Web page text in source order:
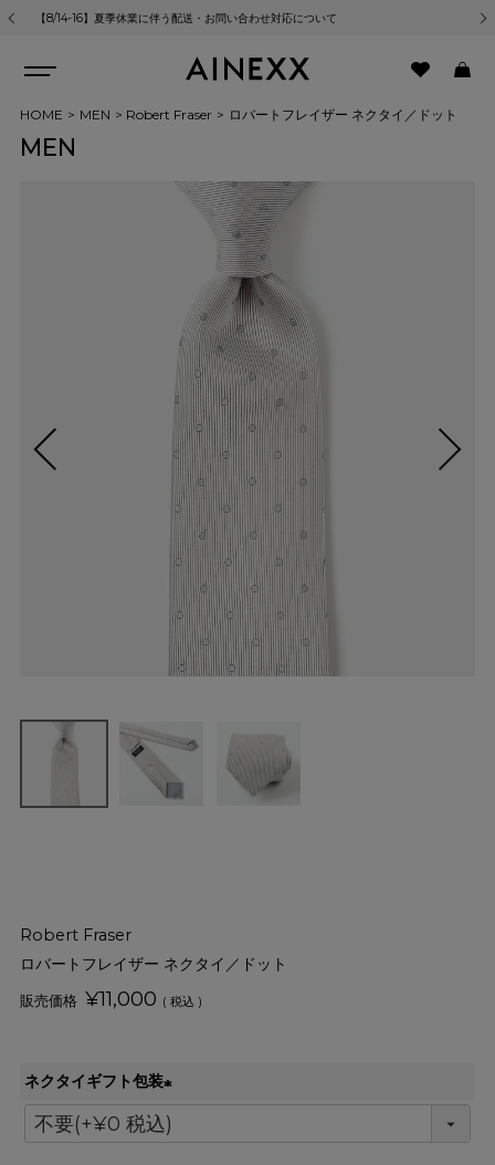
【8/14-16】夏季休業に伴う配送・お問い合わせ対応について 熊
HOME MEN Robert Fraser ロバートフレイザー ネクタイ／ドット
MEN
Robert Fraser
ロバートフレイザー ネクタイ／ドット
¥11,000 税込
ネクタイギフト包装
(
必